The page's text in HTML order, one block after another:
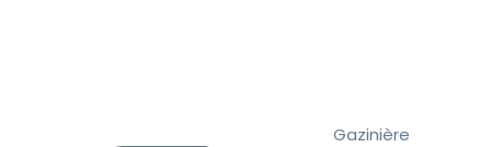
Gazinière